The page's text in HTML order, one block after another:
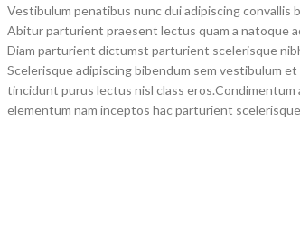
Vestibulum penatibus nunc dui adipiscing convallis
Abitur parturient praesent lectus quam a natoque
Diam parturient dictumst parturient scelerisque
Scelerisque adipiscing bibendum sem vestibulum
tincidunt purus lectus nisl class
elementum nam inceptos hac parturient